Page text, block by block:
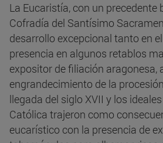
La Eucaristía, con un precedente
Cofradía del Santísimo
desarrollo excepcional tanto en
presencia en algunos retablos
expositor de filiación aragonesa,
engrandecimiento de la
llegada del siglo XVII y los
Católica trajeron como
eucarístico con la presencia de